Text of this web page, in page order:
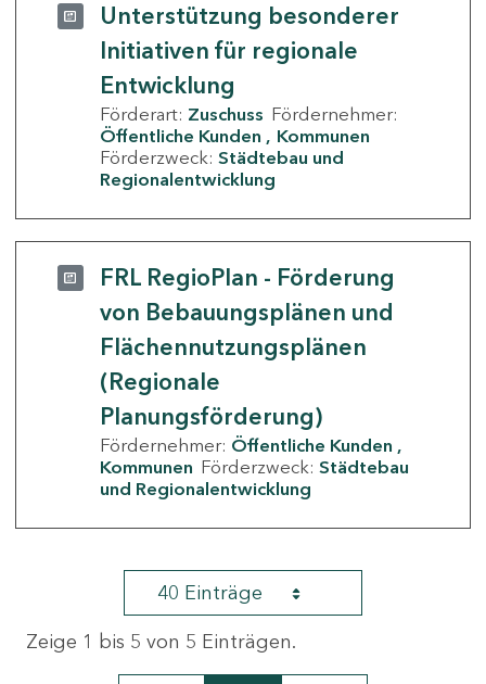
Unterstützung besonderer
Initiativen für regionale
Entwicklung
Förderart: Zuschuss Fördernehmer:
Öffentliche Kunden
Kommunen
Förderzweck: Städtebau und
Regionalentwicklung
FRL RegioPlan - Förderung
von Bebauungsplänen und
Flächennutzungsplänen
(Regionale
Planungsförderung)
Fördernehmer: Öffentliche Kunden
Kommunen Förderzweck: Städtebau
und Regionalentwicklung
40 Einträge
Zeige 1 bis 5 von 5 Einträgen.